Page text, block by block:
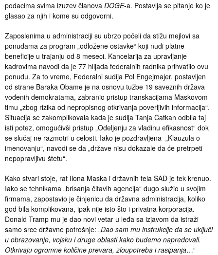
podacima svima izuzev članova DOGE-a. Postavlja se pitanje ko je
glasao za njih i kome su odgovorni.
Zaposlenima u administraciji su ubrzo počeli da stižu mejlovi sa
ponudama za program „odložene ostavke“ koji nudi platne
beneficije u trajanju od 8 meseci. Kancelarija za upravljanje
kadrovima navodi da je 77 hiljada federalnih radnika prihvatilo ovu
ponudu. Za to vreme, Federalni sudija Pol Engejmajer, postavljen
od strane Baraka Obame je na osnovu tužbe 19 saveznih država
vođenih demokratama, zabranio pristup transkacijama Maskovom
timu „zbog rizika od nepropisnog otkrivanja poverljivih informacija“.
Situacija se zakomplikovala kada je sudija Tanja Čatkan odbila taj
isti potez, omogućivši pristup „Odeljenju za vladinu efikasnost“ dok
se slučaj ne razmotri u celosti. Iako je pozdravljena „Klauzula o
imenovanju“, navodi se da „države nisu dokazale da će pretrpeti
nepopravljivu štetu“.
Kako stvari stoje, rat Ilona Maska i državnih tela SAD je tek krenuo.
Iako se tehnikama „brisanja čitavih agencija“ dugo služio u svojim
firmama, zapostavio je činjenicu da državna administracija, koliko
god bila komplikovana, ipak nije isto što i privatna korporacija.
Donald Tramp mu je dao novi vetar u leđa sa izjavom da istraži
samo srce državne potrošnje: „Dao sam mu instrukcije da se uključi
u obrazovanje, vojsku i druge oblasti kako budemo napredovali.
Otkrivaju ogromne količine prevara, zloupotreba i rasipanja…“